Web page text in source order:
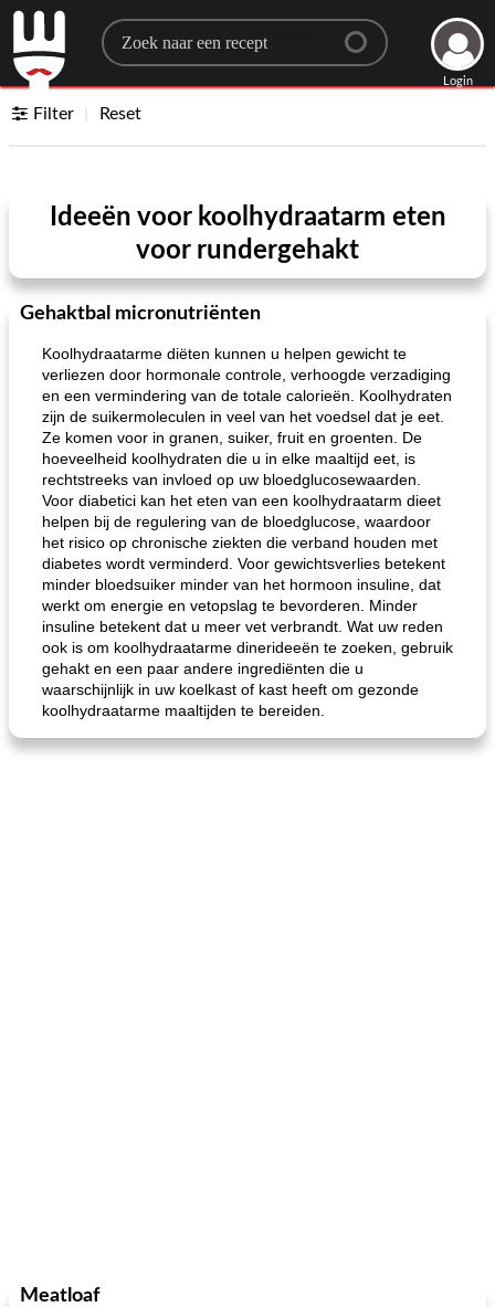
Search for a recipe
Login
Filter Reset
Ideeën voor koolhydraatarm eten
voor rundergehakt
Gehaktbal micronutriënten
Koolhydraatarme diëten kunnen u helpen gewicht te
verliezen door hormonale controle, verhoogde verzadiging
en een vermindering van de totale calorieën. Koolhydraten
zijn de suikermoleculen in veel van het voedsel dat je eet.
Ze komen voor in granen, suiker, fruit en groenten. De
hoeveelheid koolhydraten die u in elke maaltijd eet, is
rechtstreeks van invloed op uw bloedglucosewaarden.
Voor diabetici kan het eten van een koolhydraatarm dieet
helpen bij de regulering van de bloedglucose, waardoor
het risico op chronische ziekten die verband houden met
diabetes wordt verminderd. Voor gewichtsverlies betekent
minder bloedsuiker minder van het hormoon insuline, dat
werkt om energie en vetopslag te bevorderen. Minder
insuline betekent dat u meer vet verbrandt. Wat uw reden
ook is om koolhydraatarme dinerideeën te zoeken, gebruik
gehakt en een paar andere ingrediënten die u
waarschijnlijk in uw koelkast of kast heeft om gezonde
koolhydraatarme maaltijden te bereiden.
Meatloaf